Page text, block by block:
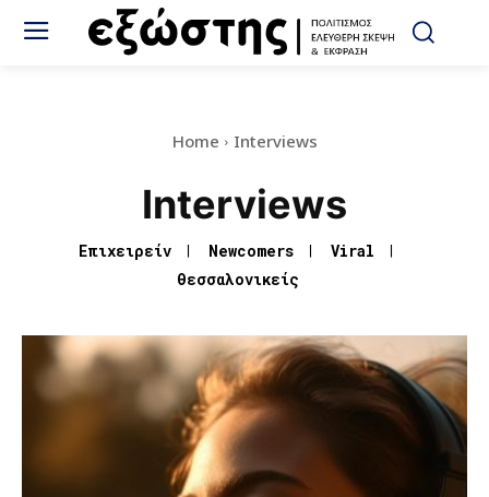
Home Interviews
Interviews
Eπιχειρείν Newcomers
Viral
Θεσσαλονικείς